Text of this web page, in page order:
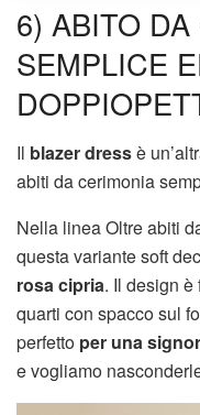
6) ABITO
SEMPLICE
Il blazer dressè
abiti da cerimonia
Nella linea Oltre abiti
questa variante soft
rosa cipria. Il design
quarti con spacco sul
perfetto per una
e vogliamo